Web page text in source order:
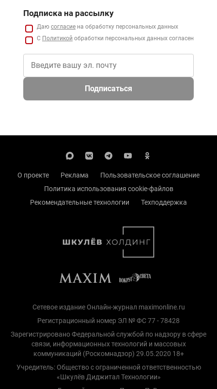
Подписка на рассылку
Даю согласие на обработку персональных данных
С Политикой обработки персональных данных согласен
Подписаться
О проекте Реклама
Пользовательское соглашение
Политика использования cookie-файлов
Рекомендательные технологии
Техподдержка
Сетевое издание Онлайн-журнал maximonline.ru
Регистрационный номер ЭЛ № ФС 77 - 78428
Зарегистрировано Федеральной службой по надзору в сфере
связи, информационных технологий и массовых
коммуникаций (Роскомнадзор) 29.05.2020 18+
Учредитель: Общество с ограниченной ответственностью
«Шкулёв Диджитал Технологии»